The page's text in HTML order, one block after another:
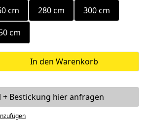
cm 280 cm 300 cm
cm
In den Warenkorb
Bestickung hier anfragen